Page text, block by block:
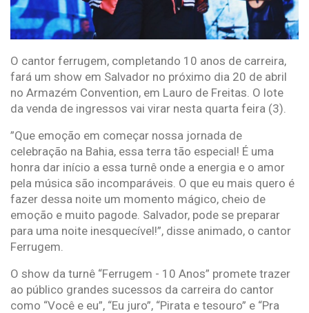
O cantor ferrugem, completando 10 anos de carreira,
fará um show em Salvador no próximo dia 20 de abril
no Armazém Convention, em Lauro de Freitas. O lote
da venda de ingressos vai virar nesta quarta feira (3).
”Que emoção em começar nossa jornada de
celebração na Bahia, essa terra tão especial! É uma
honra dar início a essa turnê onde a energia e o amor
pela música são incomparáveis. O que eu mais quero é
fazer dessa noite um momento mágico, cheio de
emoção e muito pagode. Salvador, pode se preparar
para uma noite inesquecível!”, disse animado, o cantor
Ferrugem.
O show da turnê “Ferrugem - 10 Anos” promete trazer
ao público grandes sucessos da carreira do cantor
como “Você e eu”, “Eu juro”, “Pirata e tesouro” e “Pra